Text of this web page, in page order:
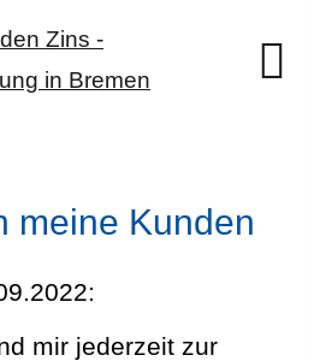
meine Kunden
mir jederzeit zur